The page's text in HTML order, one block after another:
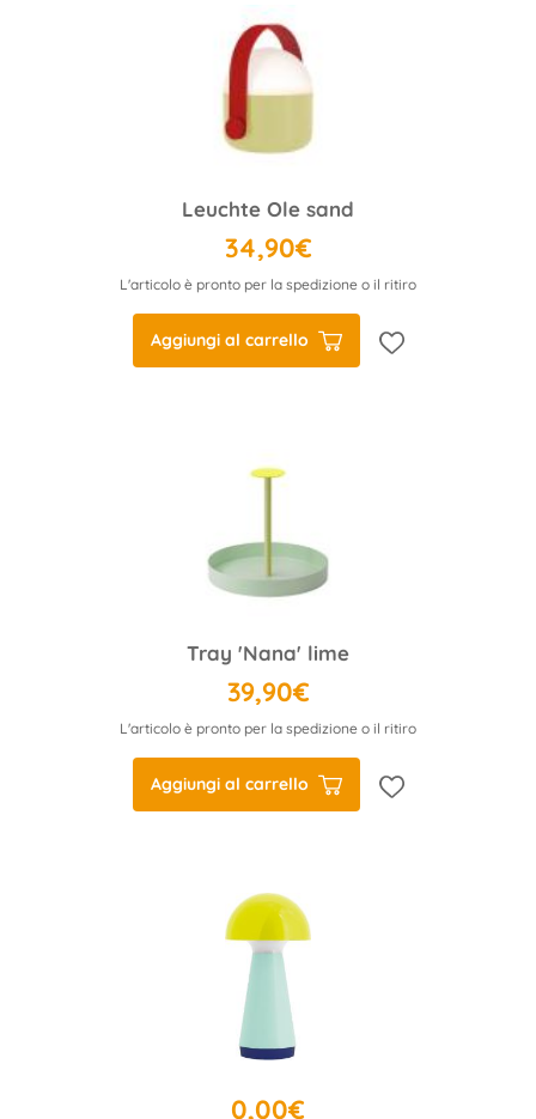
Leuchte Ole sand
34,90€
L'articolo è pronto per la spedizione o il ritiro
Aggiungi al carrello
Tray 'Nana' lime
39,90€
L'articolo è pronto per la spedizione o il ritiro
Aggiungi al carrello
0,00€